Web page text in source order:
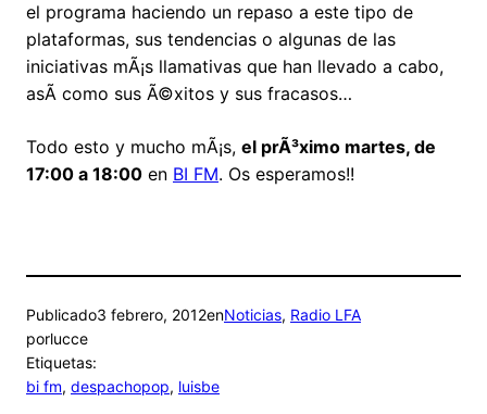
el programa haciendo un repaso a este tipo de
plataformas, sus tendencias o algunas de las
iniciativas mÃ¡s llamativas que han llevado a cabo,
asÃ­ como sus Ã©xitos y sus fracasos…
Todo esto y mucho mÃ¡s, el prÃ³ximo martes, de
17:00 a 18:00 en BI FM. Os esperamos!!
Publicado3 febrero, 2012enNoticias, Radio LFA
porlucce
Etiquetas:
bi fm, despachopop, luisbe